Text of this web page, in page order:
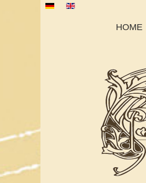
Sprache auswählen
HOME